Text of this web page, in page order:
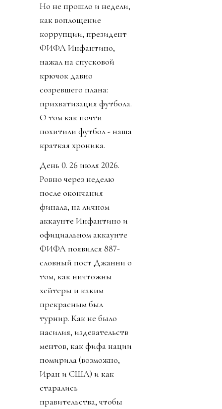
Но не прошло и недели,
как воплощение
коррупции, президент
ФИФА Инфантино,
нажал на спусковой
крючок давно
созревшего плана:
прихватизация футбола.
О том как почти
похитили футбол - наша
краткая хроника.
День 0. 26 июля 2026.
Ровно через неделю
после окончания
финала, на личном
аккаунте Инфантино и
официальном аккаунте
ФИФА появился 887-
словный пост Джанни о
том, как ничтожны
хейтеры и каким
прекрасным был
турнир. Как не было
насилия, издевательств
ментов, как фифа нации
помирила (возможно,
Иран и США) и как
старались
правительства, чтобы